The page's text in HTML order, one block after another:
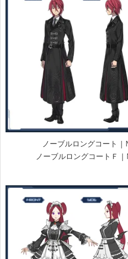
ノーブルロングコート |
ノーブルロングコートＦ |